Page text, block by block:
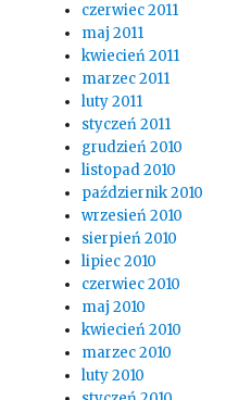
czerwiec 2011
maj 2011
kwiecień 2011
marzec 2011
luty 2011
styczeń 2011
grudzień 2010
listopad 2010
październik 2010
wrzesień 2010
sierpień 2010
lipiec 2010
czerwiec 2010
maj 2010
kwiecień 2010
marzec 2010
luty 2010